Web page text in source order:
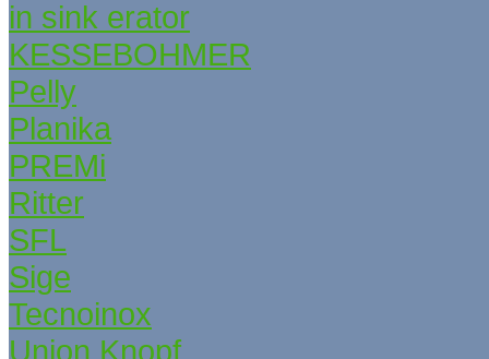
in sink erator
KESSEBОHMER
Pelly
Planika
PREMi
Ritter
SFL
Sige
Tecnoinox
Union Knopf